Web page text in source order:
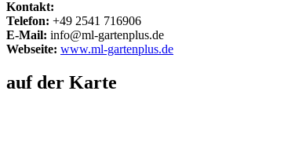
Kontakt:
Telefon: +49 2541 716906
E-Mail: info@ml-gartenplus.de
Webseite: www.ml-gartenplus.de
auf der Karte